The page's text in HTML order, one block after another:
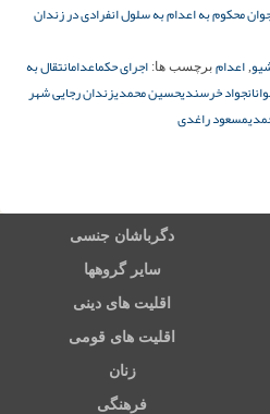
محکوم به اعدام به سلول انفرادی در زندان
, اعدام برچسب ها: اجرای حکماعدامانتقال به
جواد خرسندیحسین محمدیزندان رجایی شهر
مسعود راغدی
دگرباشان جنسی
سایر گروهها
اقلیت های دینی
اقلیت های قومی
زنان
فرهنگی